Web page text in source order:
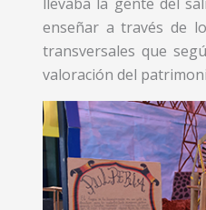
enseñar a través de
transversales que
valoración del